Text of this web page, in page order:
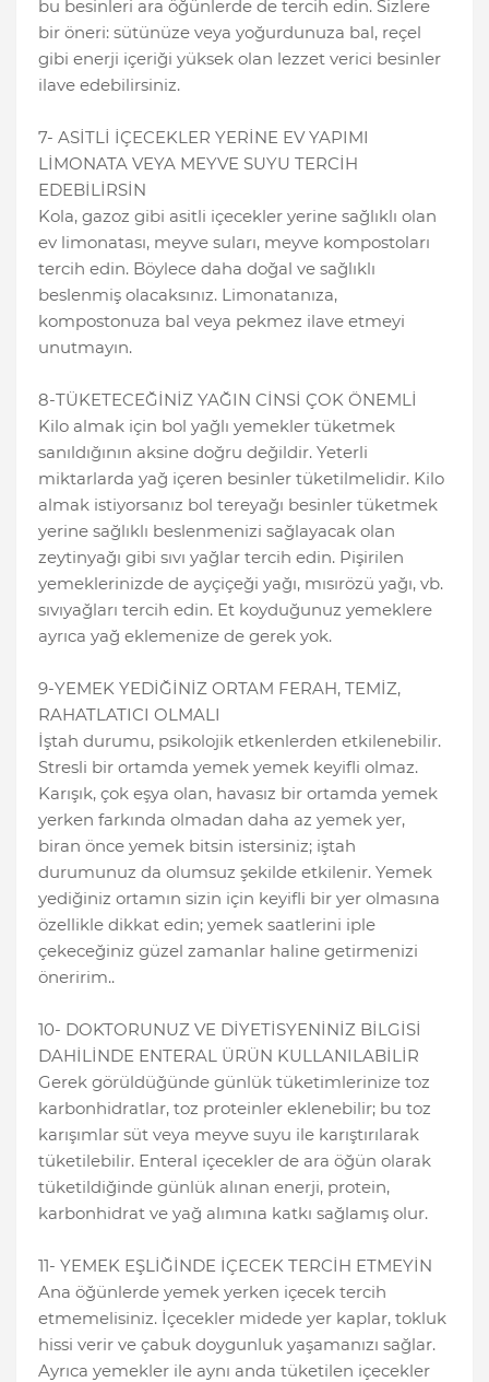
bu besinleri ara öğünlerde de tercih edin. Sizlere
bir öneri: sütünüze veya yoğurdunuza bal, reçel
gibi enerji içeriği yüksek olan lezzet verici besinler
ilave edebilirsiniz.
7- ASİTLİ İÇECEKLER YERİNE EV YAPIMI
LİMONATA VEYA MEYVE SUYU TERCİH
EDEBİLİRSİN
Kola, gazoz gibi asitli içecekler yerine sağlıklı olan
ev limonatası, meyve suları, meyve kompostoları
tercih edin. Böylece daha doğal ve sağlıklı
beslenmiş olacaksınız. Limonatanıza,
kompostonuza bal veya pekmez ilave etmeyi
unutmayın.
8-TÜKETECEĞİNİZ YAĞIN CİNSİ ÇOK ÖNEMLİ
Kilo almak için bol yağlı yemekler tüketmek
sanıldığının aksine doğru değildir. Yeterli
miktarlarda yağ içeren besinler tüketilmelidir. Kilo
almak istiyorsanız bol tereyağı besinler tüketmek
yerine sağlıklı beslenmenizi sağlayacak olan
zeytinyağı gibi sıvı yağlar tercih edin. Pişirilen
yemeklerinizde de ayçiçeği yağı, mısırözü yağı, vb.
sıvıyağları tercih edin. Et koyduğunuz yemeklere
ayrıca yağ eklemenize de gerek yok.
9-YEMEK YEDİĞİNİZ ORTAM FERAH, TEMİZ,
RAHATLATICI OLMALI
İştah durumu, psikolojik etkenlerden etkilenebilir.
Stresli bir ortamda yemek yemek keyifli olmaz.
Karışık, çok eşya olan, havasız bir ortamda yemek
yerken farkında olmadan daha az yemek yer,
biran önce yemek bitsin istersiniz; iştah
durumunuz da olumsuz şekilde etkilenir. Yemek
yediğiniz ortamın sizin için keyifli bir yer olmasına
özellikle dikkat edin; yemek saatlerini iple
çekeceğiniz güzel zamanlar haline getirmenizi
öneririm..
10- DOKTORUNUZ VE DİYETİSYENİNİZ BİLGİSİ
DAHİLİNDE ENTERAL ÜRÜN KULLANILABİLİR
Gerek görüldüğünde günlük tüketimlerinize toz
karbonhidratlar, toz proteinler eklenebilir; bu toz
karışımlar süt veya meyve suyu ile karıştırılarak
tüketilebilir. Enteral içecekler de ara öğün olarak
tüketildiğinde günlük alınan enerji, protein,
karbonhidrat ve yağ alımına katkı sağlamış olur.
11- YEMEK EŞLİĞİNDE İÇECEK TERCİH ETMEYİN
Ana öğünlerde yemek yerken içecek tercih
etmemelisiniz. İçecekler midede yer kaplar, tokluk
hissi verir ve çabuk doygunluk yaşamanızı sağlar.
Ayrıca yemekler ile aynı anda tüketilen içecekler